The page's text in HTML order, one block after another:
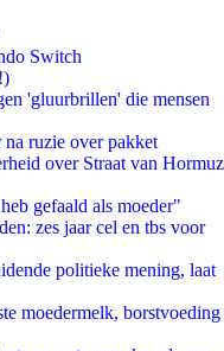
Switch
'gluurbrillen' die mensen
ruzie over pakket
over Straat van Hormuz
gefaald als moeder"
zes jaar cel en tbs voor
politieke mening, laat
moedermelk, borstvoeding